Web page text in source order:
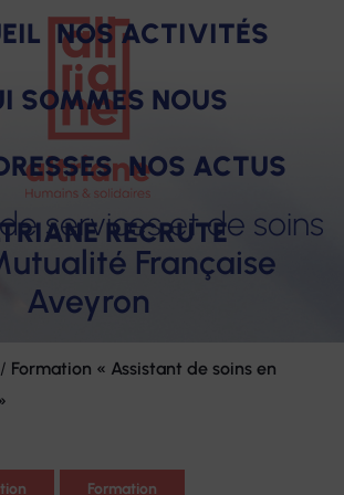
services et de soins
Française
Aveyron
NOS ACTIVITÉS
ACCOMPAGNEMENT
SOMMES NOUS
d'être
NOS ACTUS
RECRUTE
pour nos salariés
/ Formation « Assistant de soins en
Formation